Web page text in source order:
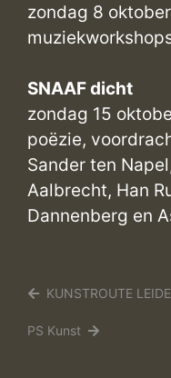
zondag 8
SNAAF dicht
zondag 15
poëzie,
Sander ten
Aalbrecht, Han
Dannenberg en
KUNSTROUTE
PS Kunst